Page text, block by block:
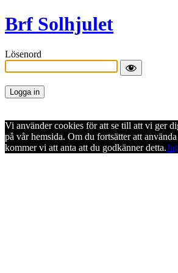
Brf Solhjulet
Lösenord
Vi använder cookies för att se till att vi ger
på vår hemsida. Om du fortsätter att
kommer vi att anta att du godkänner detta.